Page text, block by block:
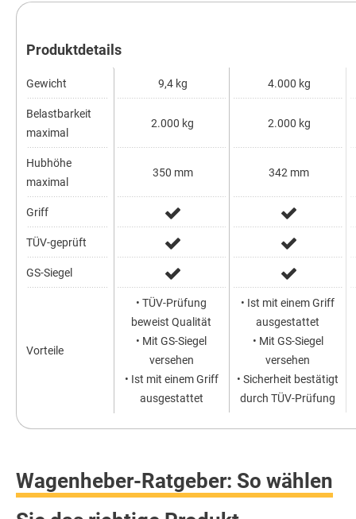
Produktdetails
Gewicht
Belastbarkeit
maximal
Hubhöhe
maximal
Griff
TÜV-geprüft
GS-Siegel
Vorteile
9,4 kg
2.000 kg
350 mm
• TÜV-Prüfung
beweist Qualität
• Mit GS-Siegel
versehen
• Ist mit einem Griff
ausgestattet
4.000 kg
2.000 kg
342 mm
• Ist mit einem Griff
ausgestattet
• Mit GS-Siegel
versehen
• Sicherheit bestätigt
durch TÜV-Prüfung
Wagenheber-Ratgeber: So wählen